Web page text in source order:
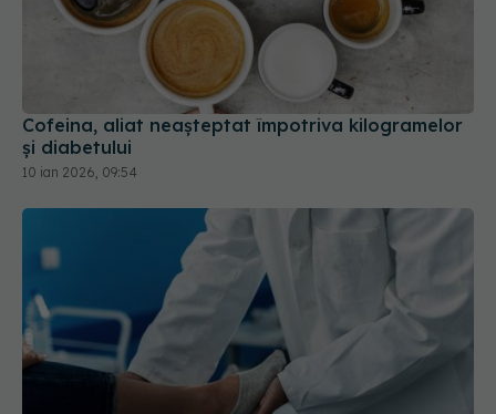
Cofeina, aliat neașteptat împotriva kilogramelor
și diabetului
10 ian 2026, 09:54